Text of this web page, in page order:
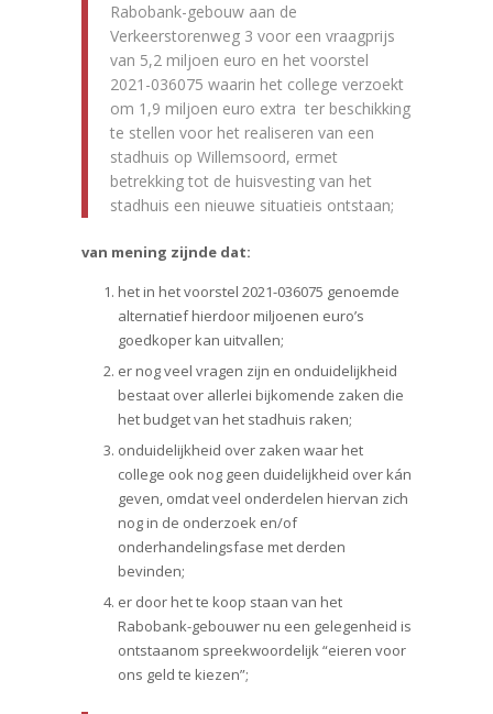
Rabobank-gebouw aan de
Verkeerstorenweg 3 voor een vraagprijs
van 5,2 miljoen euro en het voorstel
2021-036075 waarin het college verzoekt
om 1,9 miljoen euro extra ter beschikking
te stellen voor het realiseren van een
stadhuis op Willemsoord, ermet
betrekking tot de huisvesting van het
stadhuis een nieuwe situatieis ontstaan;
van mening zijnde dat:
het in het voorstel 2021-036075 genoemde
alternatief hierdoor miljoenen euro’s
goedkoper kan uitvallen;
er nog veel vragen zijn en onduidelijkheid
bestaat over allerlei bijkomende zaken die
het budget van het stadhuis raken;
onduidelijkheid over zaken waar het
college ook nog geen duidelijkheid over kán
geven, omdat veel onderdelen hiervan zich
nog in de onderzoek en/of
onderhandelingsfase met derden
bevinden;
er door het te koop staan van het
Rabobank-gebouwer nu een gelegenheid is
ontstaanom spreekwoordelijk “eieren voor
ons geld te kiezen”;